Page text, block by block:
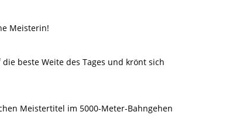
Meisterin!
beste Weite des Tages und krönt sich
Meistertitel im 5000-Meter-Bahngehen